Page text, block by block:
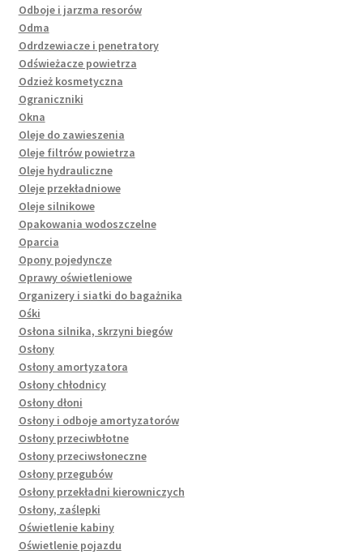
Odboje i jarzma resorów
Odma
Odrdzewiacze i penetratory
Odświeżacze powietrza
Odzież kosmetyczna
Ograniczniki
Okna
Oleje do zawieszenia
Oleje filtrów powietrza
Oleje hydrauliczne
Oleje przekładniowe
Oleje silnikowe
Opakowania wodoszczelne
Oparcia
Opony pojedyncze
Oprawy oświetleniowe
Organizery i siatki do bagażnika
Ośki
Osłona silnika, skrzyni biegów
Osłony
Osłony amortyzatora
Osłony chłodnicy
Osłony dłoni
Osłony i odboje amortyzatorów
Osłony przeciwbłotne
Osłony przeciwsłoneczne
Osłony przegubów
Osłony przekładni kierowniczych
Osłony, zaślepki
Oświetlenie kabiny
Oświetlenie pojazdu